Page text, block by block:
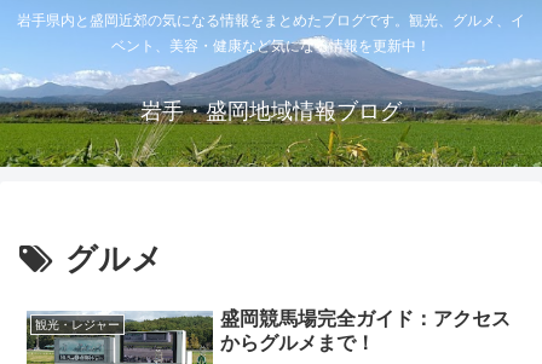
岩手県内と盛岡近郊の気になる情報をまとめたブログです。観光、グルメ、イ
ベント、美容・健康など気になる情報を更新中！
岩手・盛岡地域情報ブログ
グルメ
観光・レジャー
盛岡競馬場完全ガイド：アクセス
からグルメまで！